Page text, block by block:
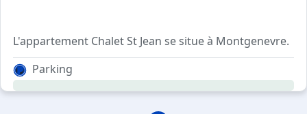
L'appartement Chalet St Jean se situe à Montgenevre.
Cet appartement est situé au 1er étage d'un chalet
Vous pourrez laisser vos skis dans le sas d'entrée.
Parking